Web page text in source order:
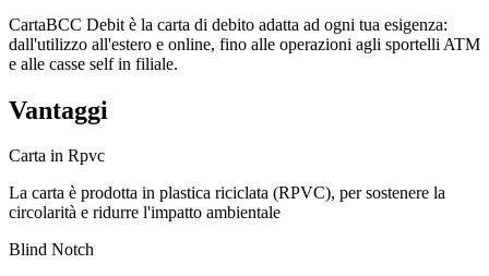
CartaBCC Debit è la carta di debito adatta ad ogni tua esigenza:
dall'utilizzo all'estero e online, fino alle operazioni agli sportelli ATM
e alle casse self in filiale.
Vantaggi
Carta in Rpvc
La carta è prodotta in plastica riciclata (RPVC), per sostenere la
circolarità e ridurre l'impatto ambientale
Blind Notch